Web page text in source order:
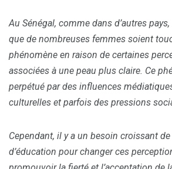
Au Sénégal, comme dans d’autres
que de nombreuses femmes soient
phénomène en raison de certaines
associées à une peau plus claire. Ce
perpétué par des influences
culturelles et parfois des pressions
Cependant, il y a un besoin croissant
d’éducation pour changer ces